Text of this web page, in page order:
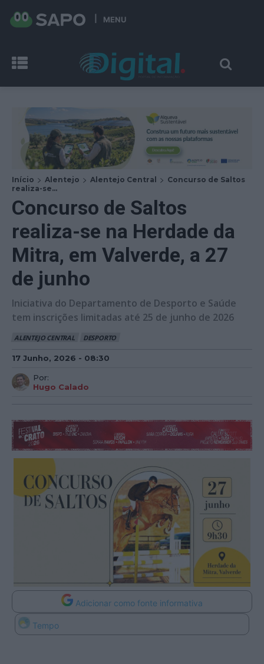
MENU
Início Alentejo Alentejo Central
Concurso de Saltos
realiza-se...
Concurso de Saltos
realiza-se na Herdade da
Mitra, em Valverde, a 27
de junho
Iniciativa do Departamento de Desporto e Saúde
tem inscrições limitadas até 25 de junho de 2026
ALENTEJO CENTRAL DESPORTO
17 Junho, 2026 - 08:30
Por:
Hugo Calado
Adicionar como fonte informativa
Tempo